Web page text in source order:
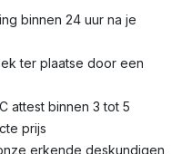
binnen 24 uur na je
ter plaatse door een
attest binnen 3 tot 5
prijs
erkende deskundigen